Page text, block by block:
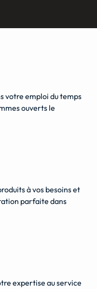
votre emploi du temps
ouverts le
à vos besoins et
parfaite dans
expertise au service